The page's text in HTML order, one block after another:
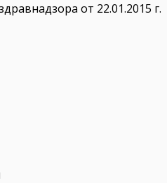
от 22.01.2015 г.